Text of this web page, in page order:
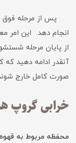
پس از مرحله فوق
انجام دهد. این امر
از پایان مرحله شستشو
آنقدر ادامه دهید
صورت کامل خارج
خرابی گروپ
محفظه مربوط به